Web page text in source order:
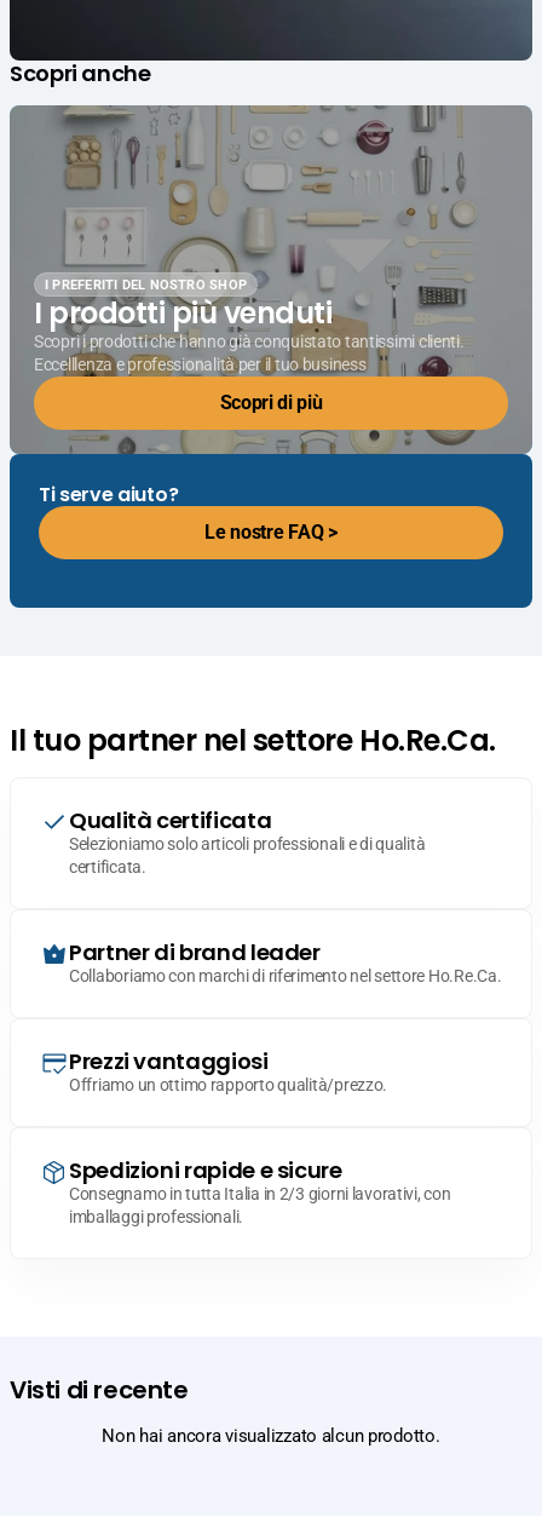
Scopri anche
I PREFERITI DEL NOSTRO SHOP
I prodotti più venduti
Scopri i prodotti che hanno già conquistato tantissimi clienti.
Eccelllenza e professionalità per il tuo business
Scopri di più
Ti serve aiuto?
Le nostre FAQ >
Il tuo partner nel settore Ho.Re.Ca.
Qualità certificata
Selezioniamo solo articoli professionali e di qualità
certificata.
Partner di brand leader
Collaboriamo con marchi di riferimento nel settore Ho.Re.Ca.
Prezzi vantaggiosi
Offriamo un ottimo rapporto qualità/prezzo.
Spedizioni rapide e sicure
Consegnamo in tutta Italia in 2/3 giorni lavorativi, con
imballaggi professionali.
Visti di recente
Non hai ancora visualizzato alcun prodotto.